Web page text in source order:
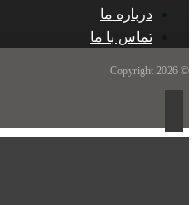
درباره ما
تماس با ما
© Copyright 2026